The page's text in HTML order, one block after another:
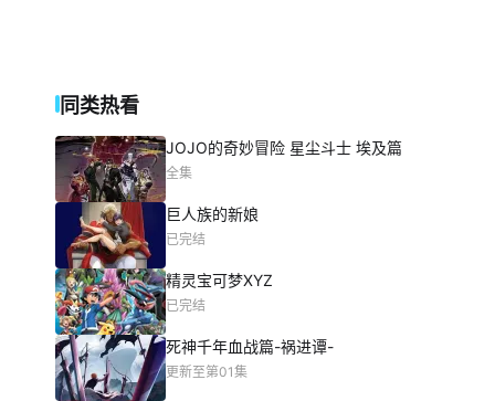
同类热看
JOJO的奇妙冒险 星尘斗士 埃及篇
全集
巨人族的新娘
已完结
精灵宝可梦XYZ
已完结
死神千年血战篇-祸进谭-
更新至第01集